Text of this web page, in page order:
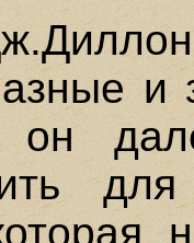
и
он